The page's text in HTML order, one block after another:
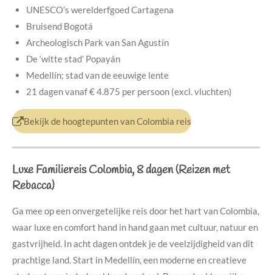
UNESCO’s werelderfgoed Cartagena
Bruisend Bogotá
Archeologisch Park van San Agustín
De ‘witte stad’ Popayán
Medellín; stad van de eeuwige lente
21 dagen vanaf € 4.875 per persoon (excl. vluchten)
Bekijk de hoogtepunten van Colombia reis
Luxe Familiereis Colombia, 8 dagen (Reizen met
Rebacca)
Ga mee op een onvergetelijke reis door het hart van Colombia,
waar luxe en comfort hand in hand gaan met cultuur, natuur en
gastvrijheid. In acht dagen ontdek je de veelzijdigheid van dit
prachtige land. Start in Medellín, een moderne en creatieve